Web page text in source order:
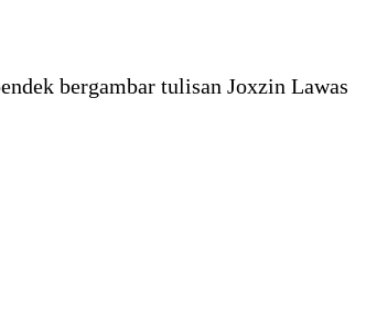
bergambar tulisan Joxzin Lawas